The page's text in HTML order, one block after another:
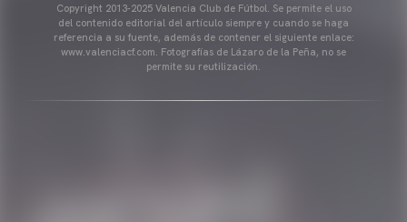
Copyright 2013-2025 Valencia Club de Fútbol. Se permite el uso
del contenido editorial del artículo siempre y cuando se haga
referencia a su fuente, además de contener el siguiente enlace:
www.valenciacf.com. Fotografías de Lázaro de la Peña, no se
permite su reutilización.